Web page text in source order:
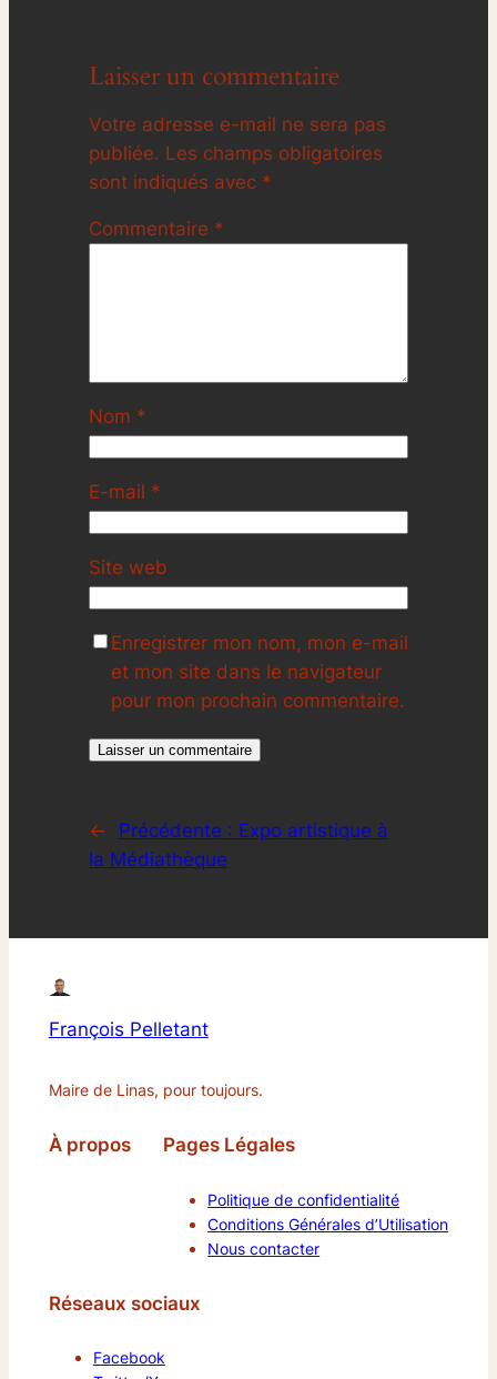
Laisser un commentaire
Votre adresse e-mail ne sera pas
publiée. Les champs obligatoires
sont indiqués avec *
Commentaire *
Nom *
E-mail *
Site web
Enregistrer mon nom, mon e-mail
et mon site dans le navigateur
pour mon prochain commentaire.
← Précédente : Expo artistique à
la Médiathèque
François Pelletant
Maire de Linas, pour toujours.
À propos Pages Légales
Politique de confidentialité
Conditions Générales d’Utilisation
Nous contacter
Réseaux sociaux
Facebook